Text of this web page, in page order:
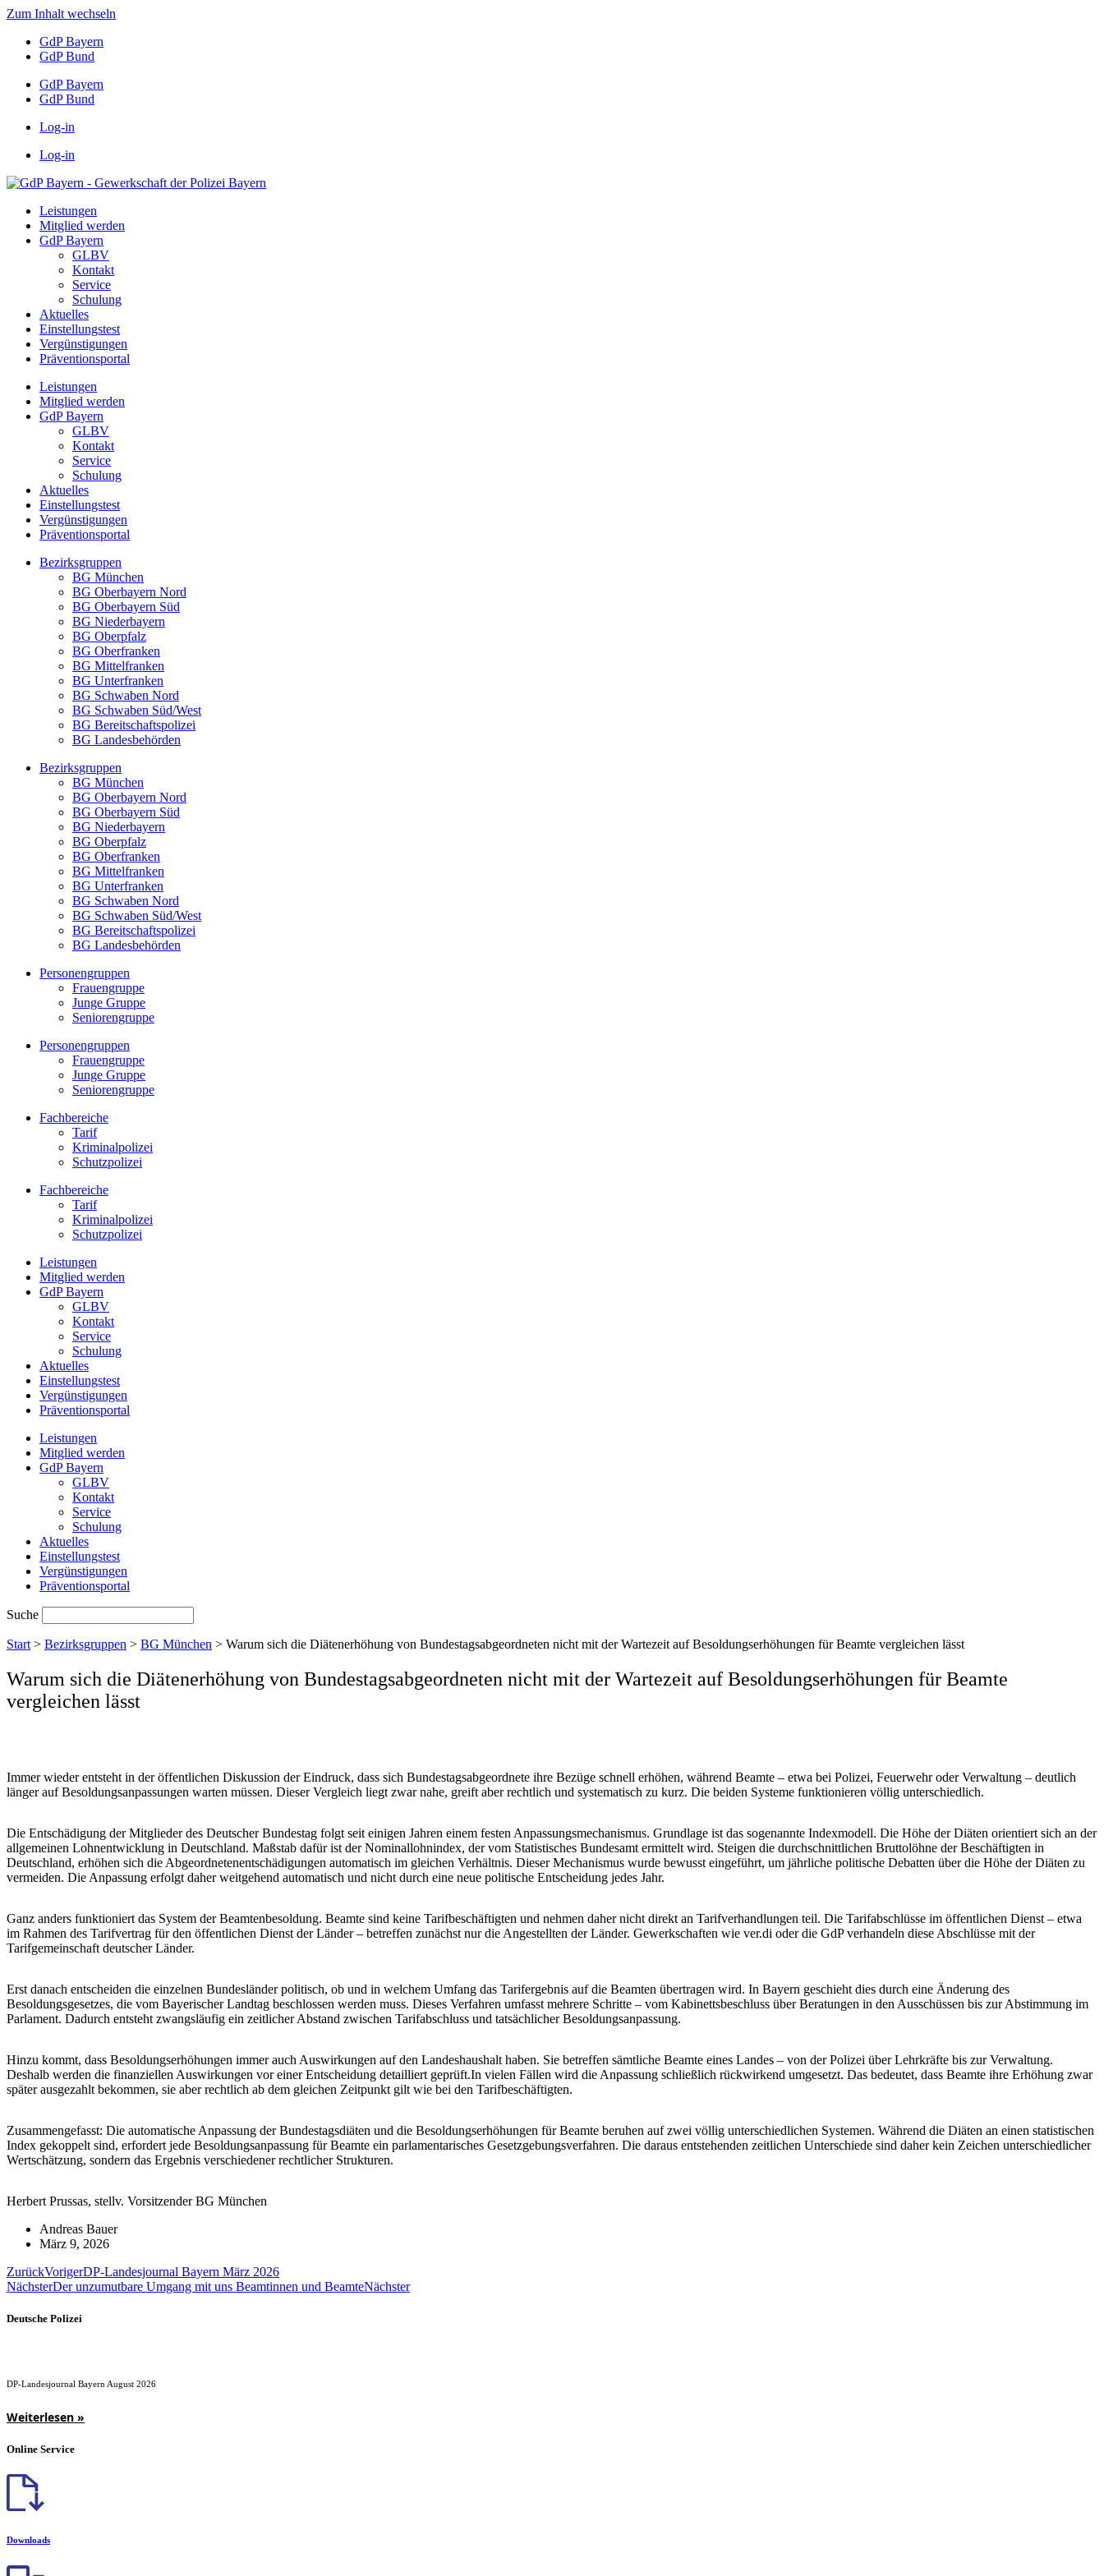
Zum Inhalt wechseln
GdP Bayern
GdP Bund
GdP Bayern
GdP Bund
Log-in
Log-in
Leistungen
Mitglied werden
GdP Bayern
GLBV
Kontakt
Service
Schulung
Aktuelles
Einstellungstest
Vergünstigungen
Präventionsportal
Leistungen
Mitglied werden
GdP Bayern
GLBV
Kontakt
Service
Schulung
Aktuelles
Einstellungstest
Vergünstigungen
Präventionsportal
Bezirksgruppen
BG München
BG Oberbayern Nord
BG Oberbayern Süd
BG Niederbayern
BG Oberpfalz
BG Oberfranken
BG Mittelfranken
BG Unterfranken
BG Schwaben Nord
BG Schwaben Süd/West
BG Bereitschaftspolizei
BG Landesbehörden
Bezirksgruppen
BG München
BG Oberbayern Nord
BG Oberbayern Süd
BG Niederbayern
BG Oberpfalz
BG Oberfranken
BG Mittelfranken
BG Unterfranken
BG Schwaben Nord
BG Schwaben Süd/West
BG Bereitschaftspolizei
BG Landesbehörden
Personengruppen
Frauengruppe
Junge Gruppe
Seniorengruppe
Personengruppen
Frauengruppe
Junge Gruppe
Seniorengruppe
Fachbereiche
Tarif
Kriminalpolizei
Schutzpolizei
Fachbereiche
Tarif
Kriminalpolizei
Schutzpolizei
Leistungen
Mitglied werden
GdP Bayern
GLBV
Kontakt
Service
Schulung
Aktuelles
Einstellungstest
Vergünstigungen
Präventionsportal
Leistungen
Mitglied werden
GdP Bayern
GLBV
Kontakt
Service
Schulung
Aktuelles
Einstellungstest
Vergünstigungen
Präventionsportal
Suche
Start > Bezirksgruppen > BG München > Warum sich die Diätenerhöhung von Bundestagsabgeordneten nicht mit der Wartezeit auf Besoldungserhöhungen für Beamte vergleichen lässt
Warum sich die Diätenerhöhung von Bundestagsabgeordneten nicht mit der Wartezeit auf Besoldungserhöhungen für Beamte
vergleichen lässt
Immer wieder entsteht in der öffentlichen Diskussion der Eindruck, dass sich Bundestagsabgeordnete ihre Bezüge schnell erhöhen, während Beamte – etwa bei Polizei, Feuerwehr oder Verwaltung – deutlich
länger auf Besoldungsanpassungen warten müssen. Dieser Vergleich liegt zwar nahe, greift aber rechtlich und systematisch zu kurz. Die beiden Systeme funktionieren völlig unterschiedlich.
Die Entschädigung der Mitglieder des Deutscher Bundestag folgt seit einigen Jahren einem festen Anpassungsmechanismus. Grundlage ist das sogenannte Indexmodell. Die Höhe der Diäten orientiert sich an der
allgemeinen Lohnentwicklung in Deutschland. Maßstab dafür ist der Nominallohnindex, der vom Statistisches Bundesamt ermittelt wird. Steigen die durchschnittlichen Bruttolöhne der Beschäftigten in
Deutschland, erhöhen sich die Abgeordnetenentschädigungen automatisch im gleichen Verhältnis. Dieser Mechanismus wurde bewusst eingeführt, um jährliche politische Debatten über die Höhe der Diäten zu
vermeiden. Die Anpassung erfolgt daher weitgehend automatisch und nicht durch eine neue politische Entscheidung jedes Jahr.
Ganz anders funktioniert das System der Beamtenbesoldung. Beamte sind keine Tarifbeschäftigten und nehmen daher nicht direkt an Tarifverhandlungen teil. Die Tarifabschlüsse im öffentlichen Dienst – etwa
im Rahmen des Tarifvertrag für den öffentlichen Dienst der Länder – betreffen zunächst nur die Angestellten der Länder. Gewerkschaften wie ver.di oder die GdP verhandeln diese Abschlüsse mit der
Tarifgemeinschaft deutscher Länder.
Erst danach entscheiden die einzelnen Bundesländer politisch, ob und in welchem Umfang das Tarifergebnis auf die Beamten übertragen wird. In Bayern geschieht dies durch eine Änderung des
Besoldungsgesetzes, die vom Bayerischer Landtag beschlossen werden muss. Dieses Verfahren umfasst mehrere Schritte – vom Kabinettsbeschluss über Beratungen in den Ausschüssen bis zur Abstimmung im
Parlament. Dadurch entsteht zwangsläufig ein zeitlicher Abstand zwischen Tarifabschluss und tatsächlicher Besoldungsanpassung.
Hinzu kommt, dass Besoldungserhöhungen immer auch Auswirkungen auf den Landeshaushalt haben. Sie betreffen sämtliche Beamte eines Landes – von der Polizei über Lehrkräfte bis zur Verwaltung.
Deshalb werden die finanziellen Auswirkungen vor einer Entscheidung detailliert geprüft.In vielen Fällen wird die Anpassung schließlich rückwirkend umgesetzt. Das bedeutet, dass Beamte ihre Erhöhung zwar
später ausgezahlt bekommen, sie aber rechtlich ab dem gleichen Zeitpunkt gilt wie bei den Tarifbeschäftigten.
Zusammengefasst: Die automatische Anpassung der Bundestagsdiäten und die Besoldungserhöhungen für Beamte beruhen auf zwei völlig unterschiedlichen Systemen. Während die Diäten an einen statistischen
Index gekoppelt sind, erfordert jede Besoldungsanpassung für Beamte ein parlamentarisches Gesetzgebungsverfahren. Die daraus entstehenden zeitlichen Unterschiede sind daher kein Zeichen unterschiedlicher
Wertschätzung, sondern das Ergebnis verschiedener rechtlicher Strukturen.
Herbert Prussas, stellv. Vorsitzender BG München
Andreas Bauer
März 9, 2026
ZurückVorigerDP-Landesjournal Bayern März 2026
NächsterDer unzumutbare Umgang mit uns Beamtinnen und BeamteNächster
Deutsche Polizei
DP-Landesjournal Bayern August 2026
Weiterlesen »
Online Service
Downloads